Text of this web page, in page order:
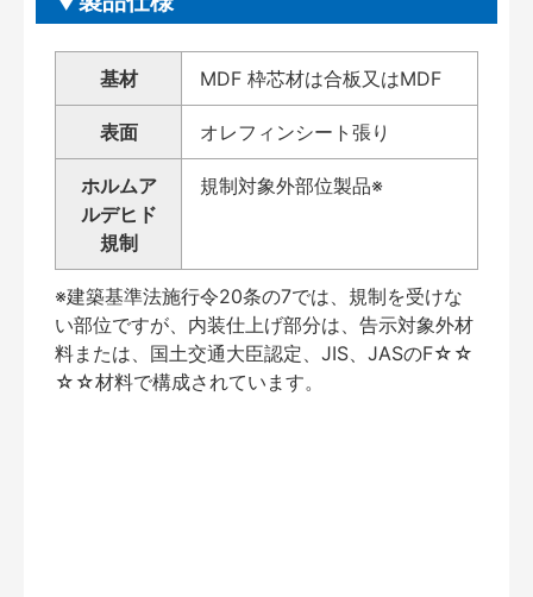
基材 MDF 枠芯材は合板又はMDF
表面 オレフィンシート張り
ホルムア
ルデヒド
規制
規制対象外部位製品※
※建築基準法施行令20条の7では、規制を受けな
い部位ですが、内装仕上げ部分は、告示対象外材
料または、国土交通大臣認定、JIS、JASのF☆☆
☆☆材料で構成されています。